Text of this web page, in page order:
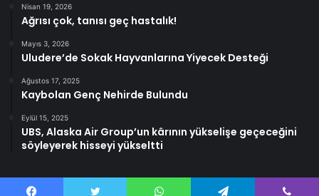
Nisan 19, 2026
Ağrısı çok, tanısı geç hastalık!
Mayıs 3, 2026
Uludere’de Sokak Hayvanlarına Yiyecek Desteği
Ağustos 17, 2025
Kaybolan Genç Nehirde Bulundu
Eylül 15, 2025
UBS, Alaska Air Group’un kârının yükselişe geçeceğini
söyleyerek hisseyi yükseltti